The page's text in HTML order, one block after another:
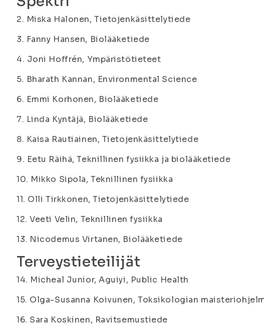
2. Miska Halonen, Tietojenkäsittelytiede
3. Fanny Hansen, Biolääketiede
4. Joni Hoffrén, Ympäristötieteet
5. Bharath Kannan, Environmental Science
6. Emmi Korhonen, Biolääketiede
7. Linda Kyntäjä, Biolääketiede
8. Kaisa Rautiainen, Tietojenkäsittelytiede
9. Eetu Räihä, Teknillinen fysiikka ja biolääketiede
10. Mikko Sipola, Teknillinen fysiikka
11. Olli Tirkkonen, Tietojenkäsittelytiede
12. Veeti Velin, Teknillinen fysiikka
13. Nicodemus Virtanen, Biolääketiede
Terveystieteilijät
14. Micheal Junior, Aguiyi, Public Health
15. Olga-Susanna Koivunen, Toksikologian
16. Sara Koskinen, Ravitsemustiede